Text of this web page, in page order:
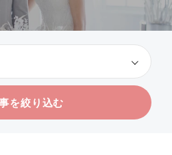
を絞り込む